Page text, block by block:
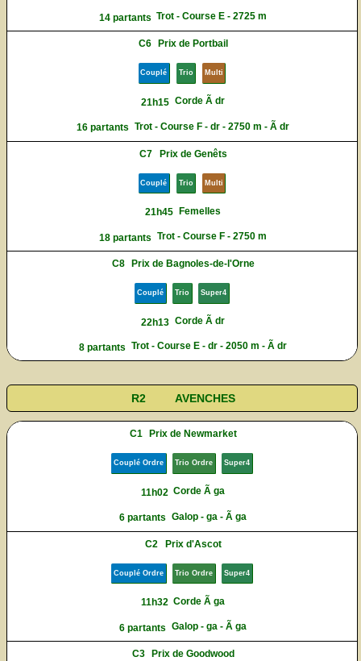
14 partants Trot - Course E - 2725 m
C6 Prix de Portbail
Couplé Trio Multi
21h15 Corde Ã dr
16 partants Trot - Course F - dr - 2750 m - Ã dr
C7 Prix de Genêts
Couplé Trio Multi
21h45 Femelles
18 partants Trot - Course F - 2750 m
C8 Prix de Bagnoles-de-l'Orne
Couplé Trio Super4
22h13 Corde Ã dr
8 partants Trot - Course E - dr - 2050 m - Ã dr
R2 AVENCHES
C1 Prix de Newmarket
Couplé Ordre Trio Ordre Super4
11h02 Corde Ã ga
6 partants Galop - ga - Ã ga
C2 Prix d'Ascot
Couplé Ordre Trio Ordre Super4
11h32 Corde Ã ga
6 partants Galop - ga - Ã ga
C3 Prix de Goodwood